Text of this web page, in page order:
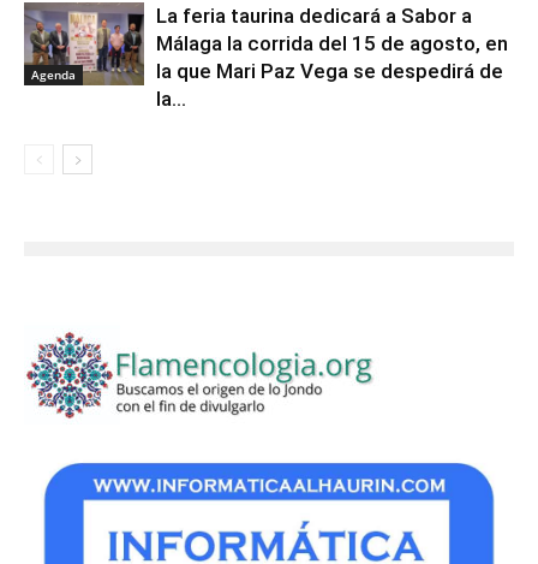
Agenda
La feria taurina dedicará a Sabor a
Málaga la corrida del 15 de agosto, en
la que Mari Paz Vega se despedirá de
la...